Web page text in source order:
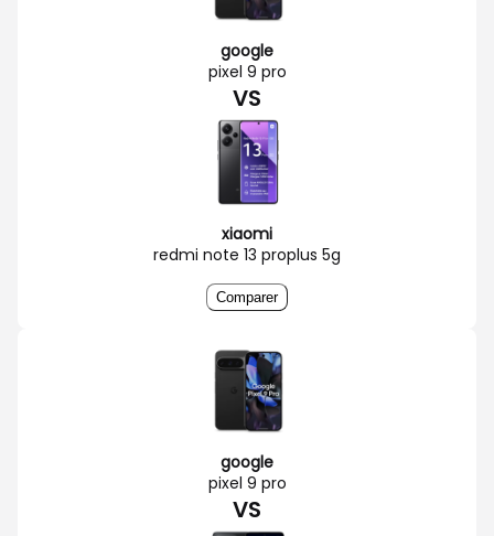
google
pixel 9 pro
VS
xiaomi
redmi note 13 proplus 5g
Comparer
google
pixel 9 pro
VS